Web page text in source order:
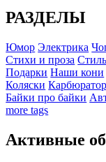
РАЗДЕЛЫ
Юмор Электрика
Стихи и проза Стиль
Подарки Наши кони
Коляски
Байки про байки
more tags
Активные